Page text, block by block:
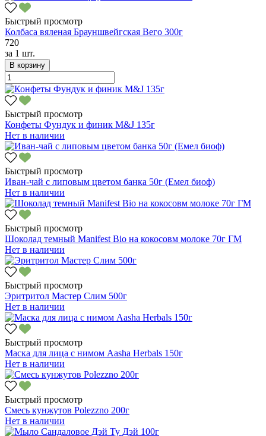
Быстрый просмотр
Колбаса вяленая Брауншвейгская Вего 300г
720
за 1 шт.
В корзину
Быстрый просмотр
Конфеты Фундук и финик M&J 135г
Нет в наличии
Быстрый просмотр
Иван-чай с липовым цветом банка 50г (Емел биоф)
Нет в наличии
Быстрый просмотр
Шоколад темный Manifest Bio на кокосовм молоке 70г ГМ
Нет в наличии
Быстрый просмотр
Эритритол Мастер Слим 500г
Нет в наличии
Быстрый просмотр
Маска для лица с нимом Aasha Herbals 150г
Нет в наличии
Быстрый просмотр
Смесь кунжутов Polezzno 200г
Нет в наличии